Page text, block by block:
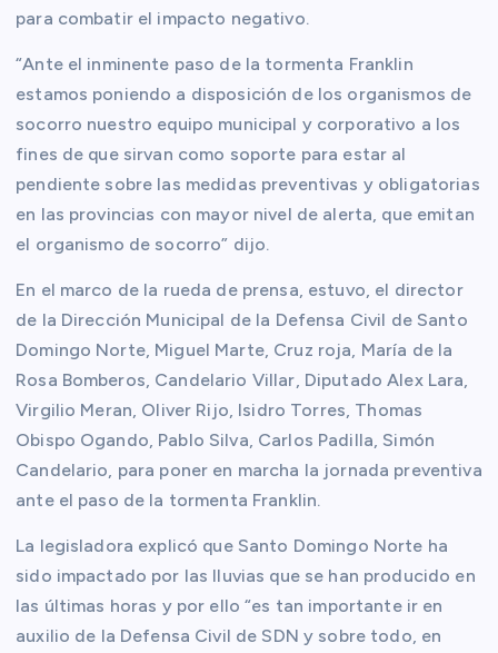
para combatir el impacto negativo.
“Ante el inminente paso de la tormenta Franklin
estamos poniendo a disposición de los organismos de
socorro nuestro equipo municipal y corporativo a los
fines de que sirvan como soporte para estar al
pendiente sobre las medidas preventivas y obligatorias
en las provincias con mayor nivel de alerta, que emitan
el organismo de socorro” dijo.
En el marco de la rueda de prensa, estuvo, el director
de la Dirección Municipal de la Defensa Civil de Santo
Domingo Norte, Miguel Marte, Cruz roja, María de la
Rosa Bomberos, Candelario Villar, Diputado Alex Lara,
Virgilio Meran, Oliver Rijo, Isidro Torres, Thomas
Obispo Ogando, Pablo Silva, Carlos Padilla, Simón
Candelario, para poner en marcha la jornada preventiva
ante el paso de la tormenta Franklin.
La legisladora explicó que Santo Domingo Norte ha
sido impactado por las lluvias que se han producido en
las últimas horas y por ello “es tan importante ir en
auxilio de la Defensa Civil de SDN y sobre todo, en